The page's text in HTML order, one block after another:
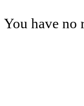
You have no